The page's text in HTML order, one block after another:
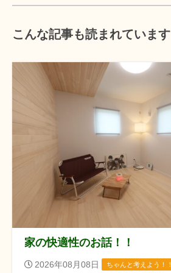
こんな記事も読まれています
家の快適性のお話！！
2026年08月08日 ちゃんと考えよう！！